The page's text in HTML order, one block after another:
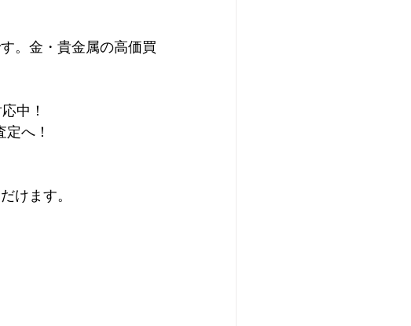
。金・貴金属の高価買
中！
へ！
けます。